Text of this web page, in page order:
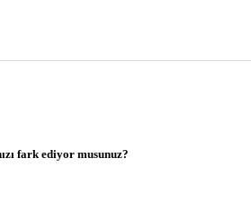
fark ediyor musunuz?